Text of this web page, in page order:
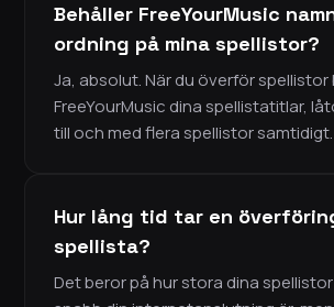
Behåller FreeYourMusic
ordning på mina spellistor?
Ja, absolut. När du överför spellistor
FreeYourMusic dina spellistatitlar,
till och med flera spellistor samtidigt.
Hur lång tid tar en
spellista?
Det beror på hur stora dina